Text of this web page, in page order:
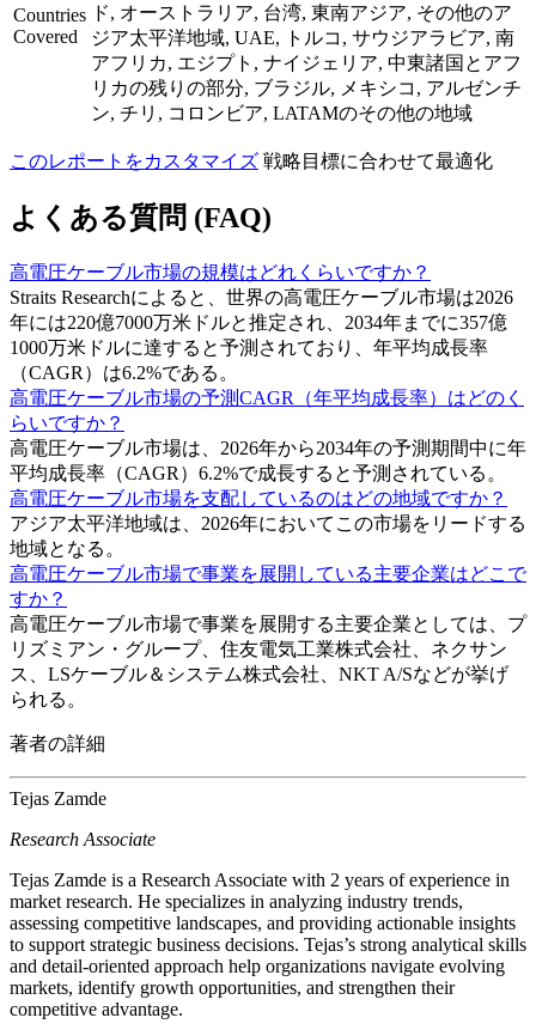
Countries
Covered
ド, オーストラリア, 台湾, 東南アジア, その他のア
ジア太平洋地域, UAE, トルコ, サウジアラビア, 南
アフリカ, エジプト, ナイジェリア, 中東諸国とアフ
リカの残りの部分, ブラジル, メキシコ, アルゼンチ
ン, チリ, コロンビア, LATAMのその他の地域
このレポートをカスタマイズ 戦略目標に合わせて最適化
よくある質問 (FAQ)
高電圧ケーブル市場の規模はどれくらいですか？
Straits Researchによると、世界の高電圧ケーブル市場は2026
年には220億7000万米ドルと推定され、2034年までに357億
1000万米ドルに達すると予測されており、年平均成長率
（CAGR）は6.2%である。
高電圧ケーブル市場の予測CAGR（年平均成長率）はどのく
らいですか？
高電圧ケーブル市場は、2026年から2034年の予測期間中に年
平均成長率（CAGR）6.2%で成長すると予測されている。
高電圧ケーブル市場を支配しているのはどの地域ですか？
アジア太平洋地域は、2026年においてこの市場をリードする
地域となる。
高電圧ケーブル市場で事業を展開している主要企業はどこで
すか？
高電圧ケーブル市場で事業を展開する主要企業としては、プ
リズミアン・グループ、住友電気工業株式会社、ネクサン
ス、LSケーブル＆システム株式会社、NKT A/Sなどが挙げ
られる。
著者の詳細
Tejas Zamde
Research Associate
Tejas Zamde is a Research Associate with 2 years of experience in
market research. He specializes in analyzing industry trends,
assessing competitive landscapes, and providing actionable insights
to support strategic business decisions. Tejas’s strong analytical skills
and detail-oriented approach help organizations navigate evolving
markets, identify growth opportunities, and strengthen their
competitive advantage.